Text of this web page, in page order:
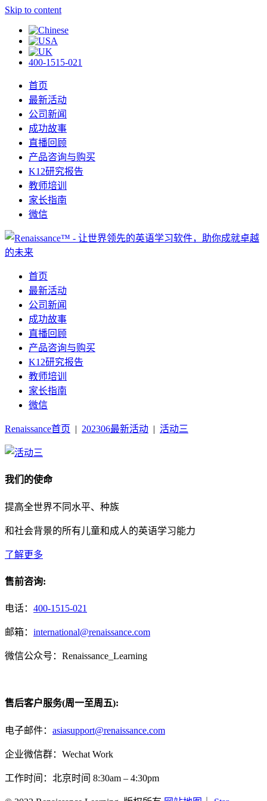
Skip to content
400-1515-021
首页
最新活动
公司新闻
成功故事
直播回顾
产品咨询与购买
K12研究报告
教师培训
家长指南
微信
首页
最新活动
公司新闻
成功故事
直播回顾
产品咨询与购买
K12研究报告
教师培训
家长指南
微信
Renaissance首页 | 202306最新活动 | 活动三
我们的使命
提高全世界不同水平、种族
和社会背景的所有儿童和成人的英语学习能力
了解更多
售前咨询:
电话： 400-1515-021
邮箱： international@renaissance.com
微信公众号：Renaissance_Learning
售后客户服务(周一至周五):
电子邮件： asiasupport@renaissance.com
企业微信群：Wechat Work
工作时间：北京时间 8:30am – 4:30pm